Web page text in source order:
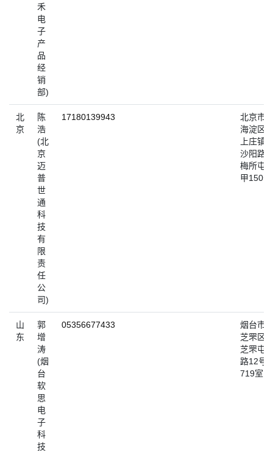
禾
电
子
产
品
经
销
部)
北
京
陈
浩
(北
京
迈
普
世
通
科
技
有
限
责
任
公
司)
17180139943
北京市
海淀区
上庄镇
沙阳路
梅所屯
甲150号
山
东
郭
增
涛
(烟
台
软
思
电
子
科
技
05356677433
烟台市
芝罘区
芝罘屯
路12号
719室